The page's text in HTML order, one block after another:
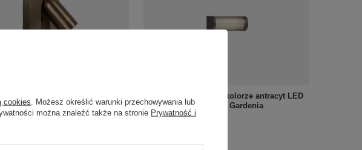
Bronz
Kinkiet zewnętrzny w kolorze antracyt LED
3000K Maxlight W0466 Gardenia
cookies . Możesz określić warunki przechowywania lub
można znaleźć także na stronie Prywatność i